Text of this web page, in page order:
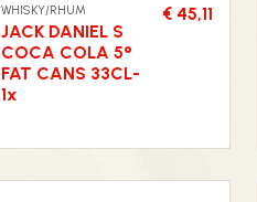
WHISKY/RHUM
JACK DANIEL S
COCA COLA 5°
FAT CANS 33CL-
1x
€ 45,11